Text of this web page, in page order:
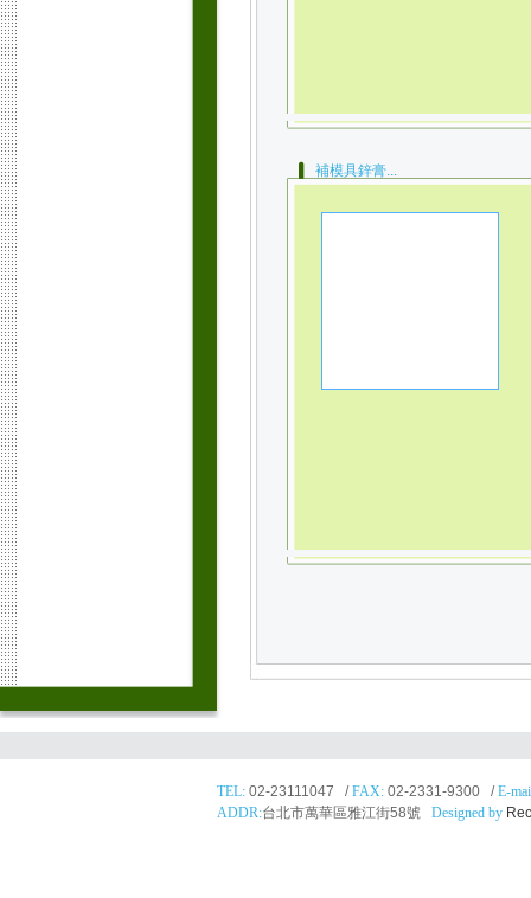
補模具鋅膏...
TEL: 02-23111047 /FAX: 02-2331-9300 /E-
ADDR:台北市萬華區雅江街58號 Designed by